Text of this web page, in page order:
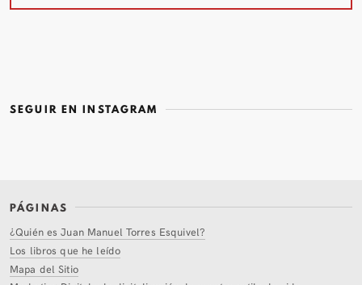
SEGUIR EN INSTAGRAM
PÁGINAS
¿Quién es Juan Manuel Torres Esquivel?
Los libros que he leído
Mapa del Sitio